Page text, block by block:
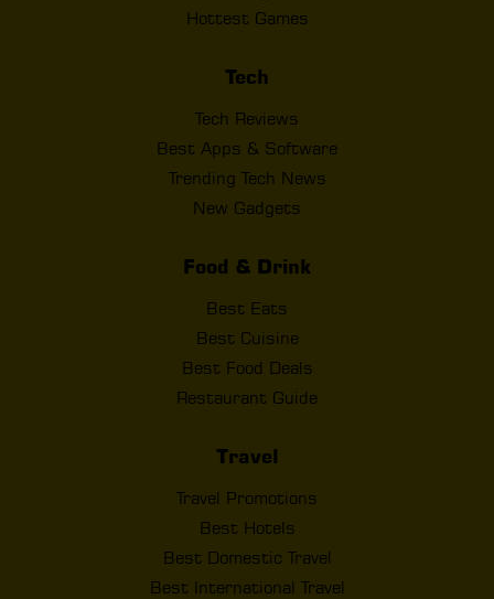
Hottest Games
Tech
Tech Reviews
Best Apps & Software
Trending Tech News
New Gadgets
Food & Drink
Best Eats
Best Cuisine
Best Food Deals
Restaurant Guide
Travel
Travel Promotions
Best Hotels
Best Domestic Travel
Best International Travel